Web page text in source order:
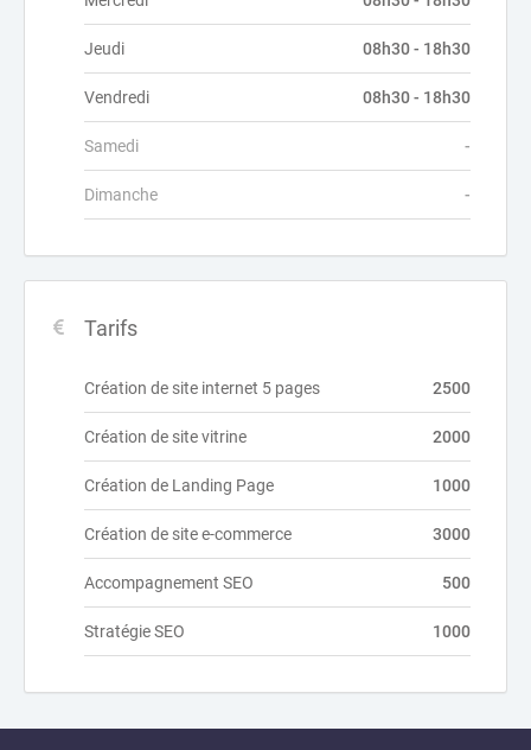
Jeudi 08h30 - 18h30
Vendredi 08h30 - 18h30
Samedi -
Dimanche -
Tarifs
Création de site internet 5 pages 2500
Création de site vitrine 2000
Création de Landing Page 1000
Création de site e-commerce 3000
Accompagnement SEO 500
Stratégie SEO 1000